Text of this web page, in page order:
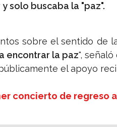
solo buscaba la "paz".
sobre el sentido de
encontrar la paz", señaló
el apoyo
concierto de regreso